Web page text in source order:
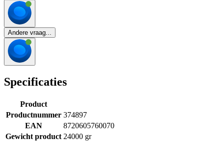
Andere vraag...
Specificaties
Product
Productnummer 374897
EAN
8720605760070
Gewicht product 24000 gr